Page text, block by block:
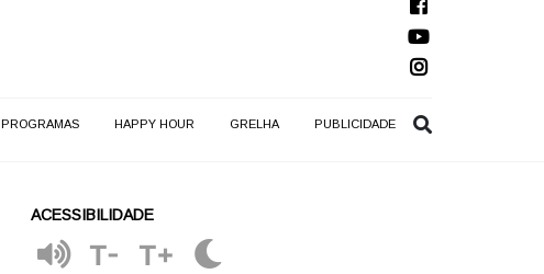
PROGRAMAS HAPPY HOUR GRELHA PUBLICIDADE
ACESSIBILIDADE
T- T+